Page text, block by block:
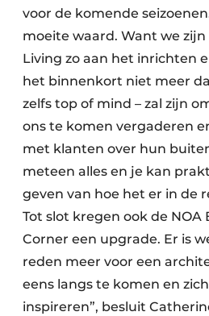
voor de komende
moeite waard. Want we zijn
Living zo aan het inrichten
het binnenkort niet meer
zelfs top of mind – zal zijn
ons te komen vergaderen
met klanten over hun
meteen alles en je kan
geven van hoe het er in de
Tot slot kregen ook de NOA
Corner een upgrade. Er is
reden meer voor een
eens langs te komen en
inspireren”, besluit